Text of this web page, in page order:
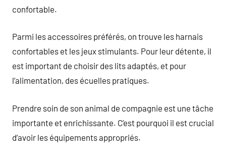
confortable.
Parmi les accessoires préférés, on trouve les harnais
confortables et les jeux stimulants. Pour leur détente, il
est important de choisir des lits adaptés, et pour
l’alimentation, des écuelles pratiques.
Prendre soin de son animal de compagnie est une tâche
importante et enrichissante. C’est pourquoi il est crucial
d’avoir les équipements appropriés.